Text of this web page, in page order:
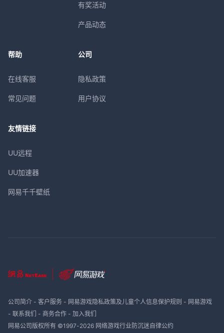
有奖活动
产品动态
帮助
在线客服
常见问题
公司
隐私政策
用户协议
友情链接
UU远程
UU加速器
网易千千壁纸
公司简介- 客户服务- 网易游戏隐私政策及儿童个人信息保护规则 - 网易游戏
- 联系我们 - 商务合作- 加入我们
网易公司版权所有 ©1997-2026 网络游戏行业防沉迷自律公约